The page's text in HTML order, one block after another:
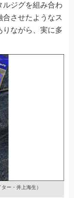
ルジグを組み合わ
させたようなス
りながら、実に多
ー・井上海生）